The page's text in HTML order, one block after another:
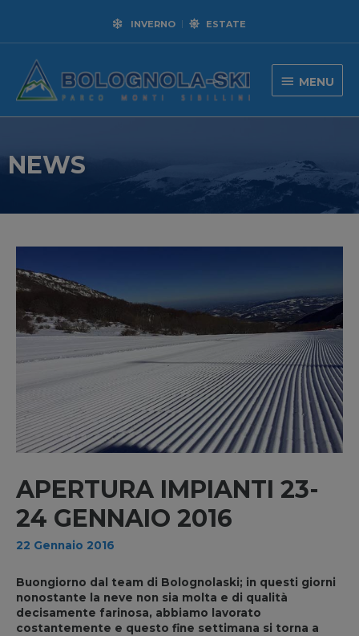
INVERNO ESTATE
MENU
NEWS
APERTURA IMPIANTI 23-
24 GENNAIO 2016
22 Gennaio 2016
Buongiorno dal team di Bolognolaski; in questi giorni
nonostante la neve non sia molta e di qualità
decisamente farinosa, abbiamo lavorato
costantemente e questo fine settimana si torna a